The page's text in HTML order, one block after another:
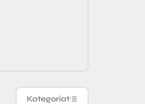
Kategoriat